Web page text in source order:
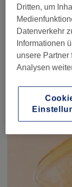
Finde die
Dritten, um
Datenverkehr
Informationen
unsere Partner
Analysen